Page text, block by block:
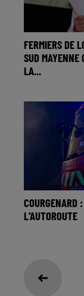
FERMIERS DE
SUD MAYENNE
LA...
COURGENARD
L'AUTOROUTE